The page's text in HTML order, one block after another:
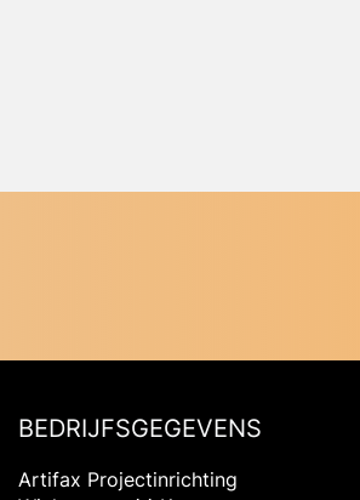
BEDRIJFSGEGEVENS
Artifax Projectinrichting